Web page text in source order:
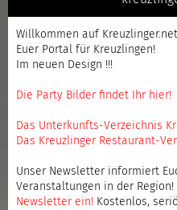
Willkommen auf Kreuzlinger.net
Euer Portal für Kreuzlingen!
Im neuen Design !!!
Die Party Bilder findet Ihr hier!
Das Unterkunfts-Verzeichnis
Das Kreuzlinger Restaurant-
Unser Newsletter informiert
Veranstaltungen in der Region!
Newsletter ein! Kostenlos,